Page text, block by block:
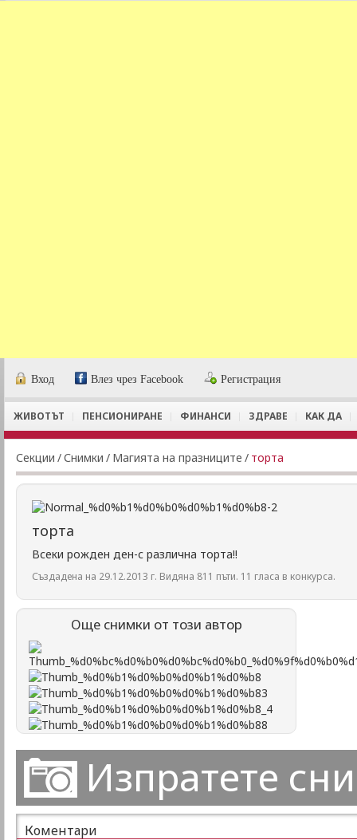
Вход Влез чрез Facebook Регистрация
ЖИВОТЪТ ПЕНСИОНИРАНЕ ФИНАНСИ ЗДРАВЕ КАК ДА
Секции /Снимки / Магията на празниците / торта
торта
Всеки рожден ден-с различна торта!!
Създадена на 29.12.2013 г. Видяна 811 пъти. 11 гласа в конкурса.
Още снимки от този автор
Изпратете
Коментари